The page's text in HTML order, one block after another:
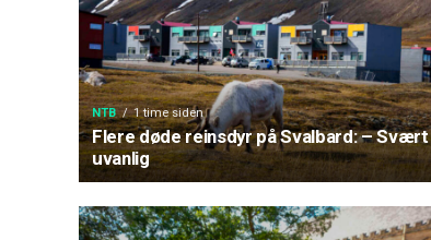
NTB 1 time siden
Flere døde reinsdyr på Svalbard: – Svært
uvanlig